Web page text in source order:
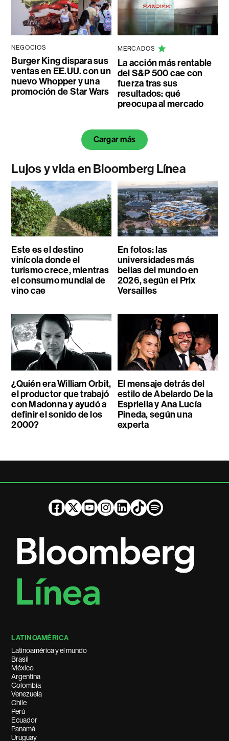
NEGOCIOS
Burger King dispara sus
ventas en EE.UU. con un
nuevo Whopper y una
promoción de Star Wars
MERCADOS
La acción más rentable
del S&P 500 cae con
fuerza tras sus
resultados: qué
preocupa al mercado
Cargar más
Lujos y vida en Bloomberg Línea
Este es el destino
vinícola donde el
turismo crece, mientras
el consumo mundial de
vino cae
En fotos: las
universidades más
bellas del mundo en
2026, según el Prix
Versailles
¿Quién era William Orbit,
el productor que trabajó
con Madonna y ayudó a
definir el sonido de los
2000?
El mensaje detrás del
estilo de Abelardo De la
Espriella y Ana Lucía
Pineda, según una
experta
LATINOAMÉRICA
Latinoamérica y el mundo
Brasil
México
Argentina
Colombia
Venezuela
Chile
Perú
Ecuador
Panamá
Uruguay